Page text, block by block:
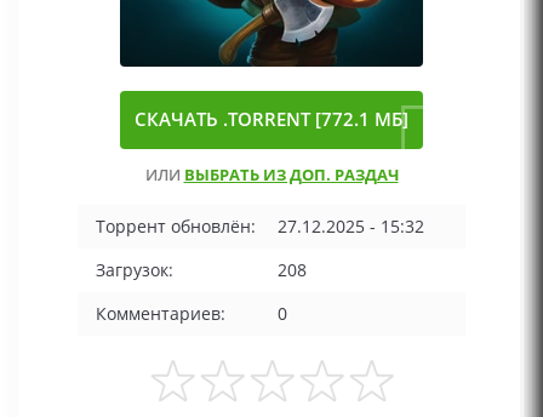
СКАЧАТЬ .TORRENT [772.1 МБ]
ИЛИ ВЫБРАТЬ ИЗ ДОП. РАЗДАЧ
Торрент обновлён:
27.12.2025 - 15:32
Загрузок:
208
Комментариев:
0